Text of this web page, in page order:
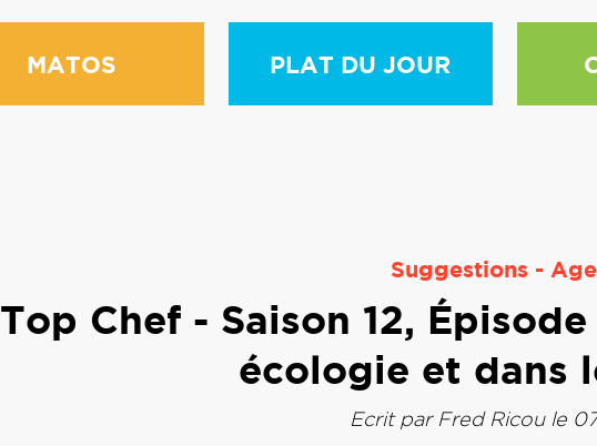
MATOS PLAT DU JOUR
Suggestions -
Top Chef - Saison 12,
écologie et dans
Ecrit par Fred Ricoule